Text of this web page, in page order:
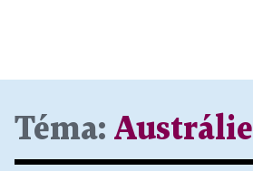
Téma: Austrálie